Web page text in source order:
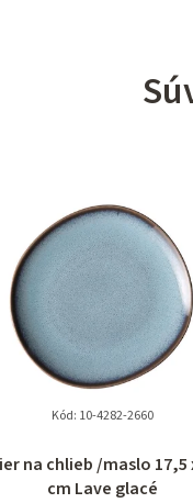
na chlieb /maslo 17,5
cm Lave glacé
Kód: 10-4282-2660